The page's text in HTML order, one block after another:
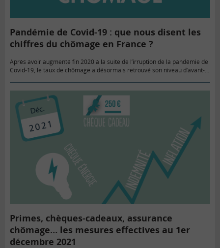
Pandémie de Covid-19 : que nous disent les
chiffres du chômage en France ?
Après avoir augmenté fin 2020 à la suite de l’irruption de la pandémie de
Covid-19, le taux de chômage a désormais retrouvé son niveau d’avant-
Primes, chèques-cadeaux, assurance
chômage… les mesures effectives au 1er
décembre 2021